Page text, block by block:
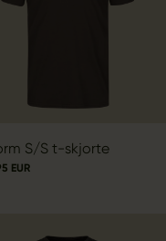
S/S t-skjorte
EUR